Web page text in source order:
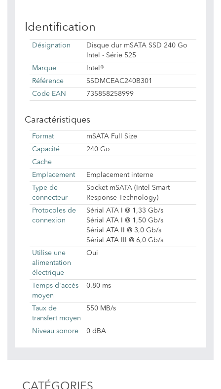
Identification
Désignation
Disque dur mSATA SSD 240 Go
Intel - Série 525
Marque
Intel®
Référence
SSDMCEAC240B301
Code EAN
735858258999
Caractéristiques
Format
mSATA Full Size
Capacité
240 Go
Cache
Emplacement
Emplacement interne
Type de
connecteur
Socket mSATA (Intel Smart
Response Technology)
Protocoles de
connexion
Sérial ATA I @ 1,33 Gb/s
Sérial ATA I @ 1,50 Gb/s
Sérial ATA II @ 3,0 Gb/s
Sérial ATA III @ 6,0 Gb/s
Utilise une
alimentation
électrique
Oui
Temps d'accès
moyen
0.80 ms
Taux de
transfert moyen
550 MB/s
Niveau sonore 0 dBA